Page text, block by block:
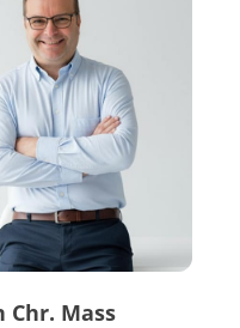
Chr. Mass